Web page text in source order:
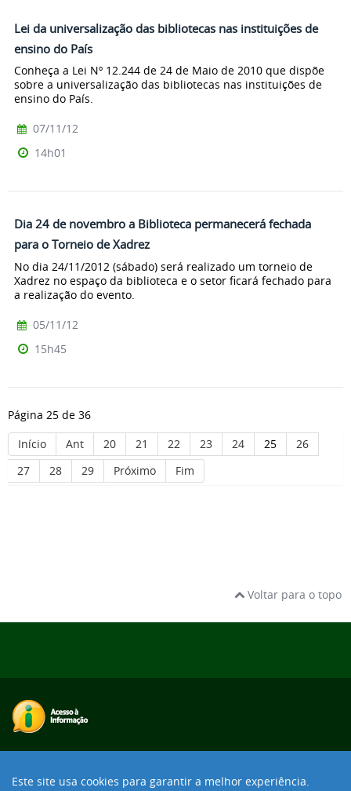
Este site usa cookies para garantir a melhor experiência.
Lei da universalização das bibliotecas nas instituições de
ensino do País
Conheça a Lei Nº 12.244 de 24 de Maio de 2010 que dispõe
sobre a universalização das bibliotecas nas instituições de
ensino do País.
07/11/12
14h01
Dia 24 de novembro a Biblioteca permanecerá fechada
para o Torneio de Xadrez
No dia 24/11/2012 (sábado) será realizado um torneio de
Xadrez no espaço da biblioteca e o setor ficará fechado para
a realização do evento.
05/11/12
15h45
Página 25 de 36
Início
Ant 20 21 22 23 24 25
26
27
28 29 Próximo Fim
Voltar para o topo
Desenvolvido com o CMS de código aberto Joomla!